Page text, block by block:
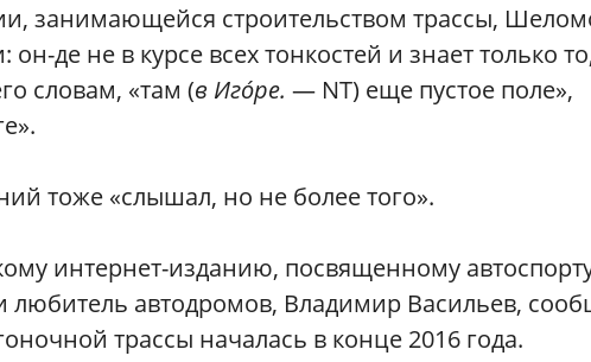
занимающейся строительством трассы,
он-де не в курсе всех тонкостей и знает только
словам, «там (в Игóре. — NT) еще пустое поле»,
тоже «слышал, но не более того».
интернет-изданию, посвященному
автодромов, Владимир Васильев,
трассы началась в конце 2016 года.